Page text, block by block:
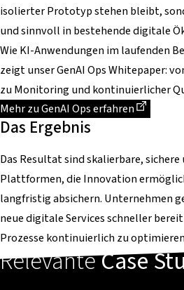
isolierter Prototyp stehen bleibt,
und sinnvoll in bestehende digitale
Wie KI-Anwendungen im laufenden
zeigt unser GenAI Ops Whitepaper:
zu Monitoring und kontinuierlicher
Mehr zu GenAI Ops erfahren
Dieser Link führt zu einer externen Seite
Das Ergebnis
Das Resultat sind skalierbare,
Plattformen, die Innovation
langfristig absichern. Unternehmen
neue digitale Services schneller
Prozesse kontinuierlich zu
RelevanteCase